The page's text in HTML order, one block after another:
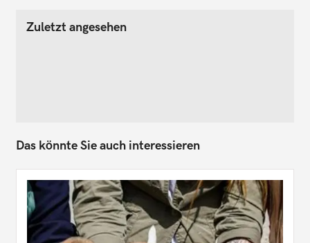
Zuletzt angesehen
Das könnte Sie auch interessieren